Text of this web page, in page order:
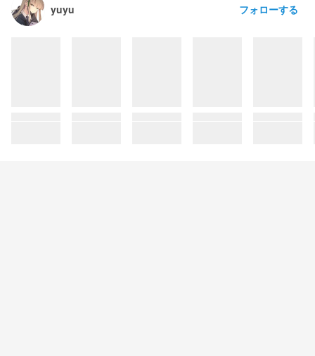
yuyu フォローする